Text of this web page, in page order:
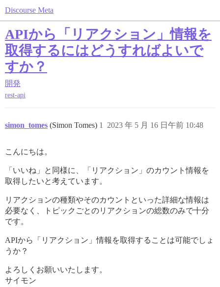
Discourse Meta
APIから「リアクション」情報を
取得するにはどうすればよいで
すか？
開発
rest-api
simon_tomes (Simon Tomes) 2023 年 5 月 16 日午前 10:48
1
こんにちは。
「いいね」と同様に、「リアクション」のカウント情報を
取得したいと考えています。
リアクションの種類やそのカウントといった詳細な情報は
必要なく、トピックごとのリアクションの総数のみで十分
です。
APIから「リアクション」情報を取得することは可能でしょ
うか？
よろしくお願いいたします。
サイモン